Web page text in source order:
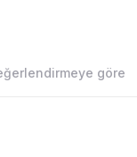
göre